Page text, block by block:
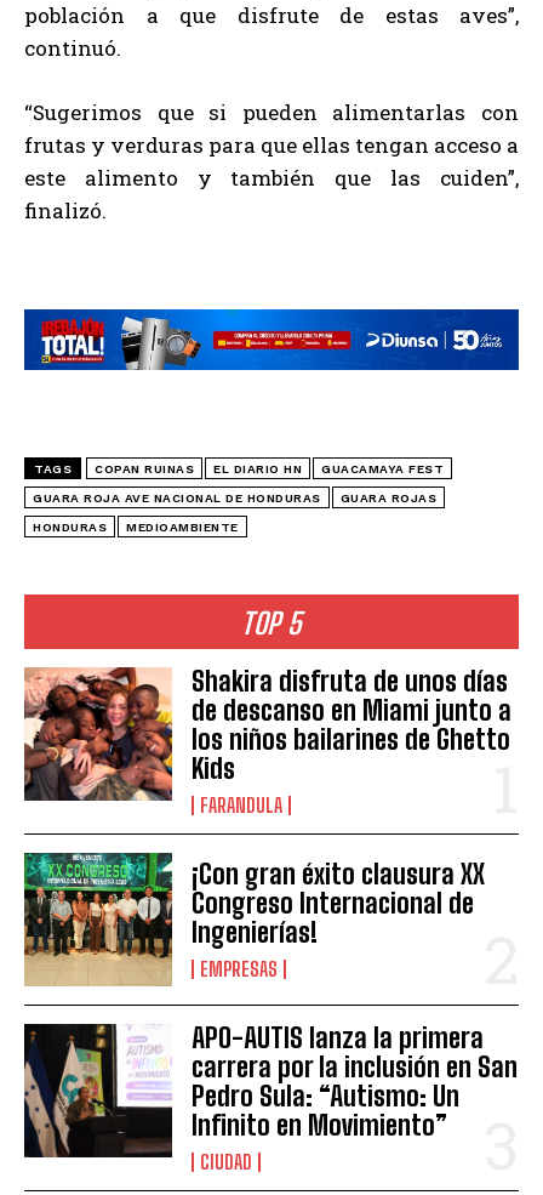
TOP 5
Shakira disfruta de unos días
de descanso en Miami junto a
los niños bailarines de Ghetto
Kids
FARANDULA
¡Con gran éxito clausura XX
Congreso Internacional de
Ingenierías!
EMPRESAS
APO-AUTIS lanza la primera
carrera por la inclusión en San
Pedro Sula: “Autismo: Un
Infinito en Movimiento”
CIUDAD
población a que disfrute de estas aves”,
continuó.
“Sugerimos que si pueden alimentarlas con
frutas y verduras para que ellas tengan acceso a
este alimento y también que las cuiden”,
finalizó.
TAGS COPAN RUINAS EL DIARIO HN GUACAMAYA FEST
GUARA ROJA AVE NACIONAL DE HONDURAS GUARA ROJAS
HONDURAS MEDIOAMBIENTE